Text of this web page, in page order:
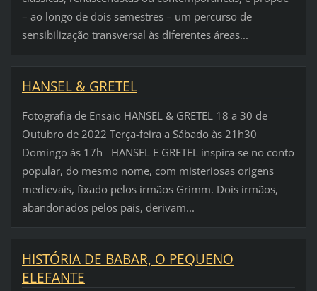
– ao longo de dois semestres – um percurso de
sensibilização transversal às diferentes áreas...
HANSEL & GRETEL
Fotografia de Ensaio HANSEL & GRETEL 18 a 30 de
Outubro de 2022 Terça-feira a Sábado às 21h30
Domingo às 17h HANSEL E GRETEL inspira-se no conto
popular, do mesmo nome, com misteriosas origens
medievais, fixado pelos irmãos Grimm. Dois irmãos,
abandonados pelos pais, derivam...
HISTÓRIA DE BABAR, O PEQUENO
ELEFANTE